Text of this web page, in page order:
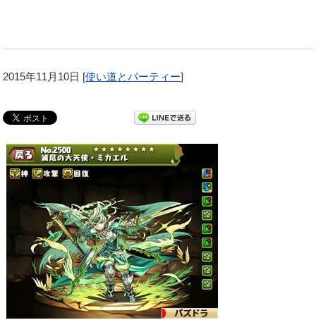
2015年11月10日 [使い道とパーティー]